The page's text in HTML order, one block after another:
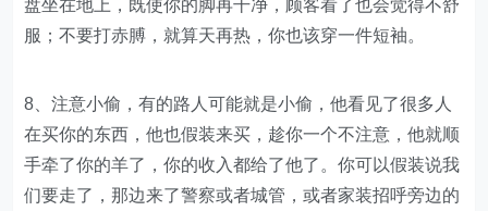
盘坐在地上，既使你的脚再干净，顾客看了也会觉得不舒
服；不要打赤膊，就算天再热，你也该穿一件短袖。
8、注意小偷，有的路人可能就是小偷，他看见了很多人
在买你的东西，他也假装来买，趁你一个不注意，他就顺
手牵了你的羊了，你的收入都给了他了。你可以假装说我
们要走了，那边来了警察或者城管，或者家装招呼旁边的